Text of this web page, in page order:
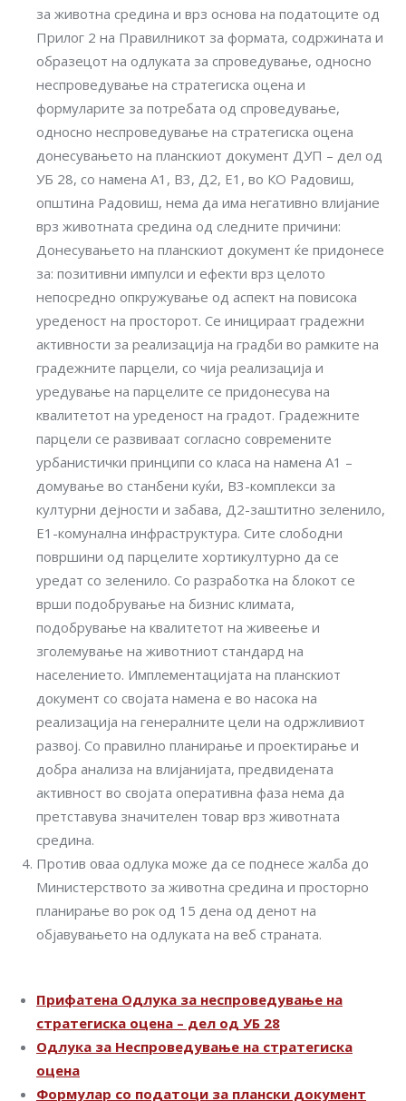
за животна средина и врз основа на податоците од
Прилог 2 на Правилникот за формата, содржината и
образецот на одлуката за спроведување, односно
неспроведување на стратегиска оцена и
формуларите за потребата од спроведување,
односно неспроведување на стратегиска оцена
донесувањето на планскиот документ ДУП – дел од
УБ 28, со намена А1, В3, Д2, Е1, во КО Радовиш,
општина Радовиш, нема да има негативно влијание
врз животната средина од следните причини:
Донесувањето на планскиот документ ќе придонесе
за: позитивни импулси и ефекти врз целото
непосредно опкружување од аспект на повисока
уреденост на просторот. Се иницираат градежни
активности за реализација на градби во рамките на
градежните парцели, со чија реализација и
уредување на парцелите се придонесува на
квалитетот на уреденост на градот. Градежните
парцели се развиваат согласно современите
урбанистички принципи со класа на намена A1 –
домување во станбени куќи, В3-комплекси за
културни дејности и забава, Д2-заштитно зеленило,
Е1-комунална инфраструктура. Сите слободни
површини од парцелите хортикултурно да се
уредат со зеленило. Со разработка на блокот се
врши подобрување на бизнис климата,
подобрување на квалитетот на живеење и
зголемување на животниот стандард на
населението. Имплементацијата на планскиот
документ со својата намена е во насока на
реализација на генералните цели на одржливиот
развој. Со правилно планирање и проектирање и
добра анализа на влијанијата, предвидената
активност во својата оперативна фаза нема да
претставува значителен товар врз животната
средина.
Против оваа одлука може да се поднесе жалба до
Министерството за животна средина и просторно
планирање во рок од 15 дена од денот на
објавувањето на одлуката на веб страната.
Прифатена Одлука за неспроведување на
стратегиска оцена – дел од УБ 28
Одлука за Неспроведување на стратегиска
оцена
Формулар со податоци за плански документ